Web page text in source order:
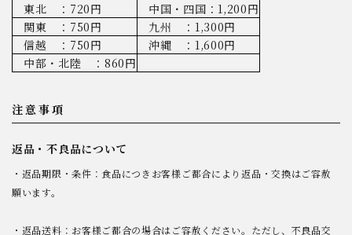
東北 ：720円
中国・四国：1,200円
関東 ：750円
九州 ：1,300円
信越 ：750円
沖縄 ：1,600円
中部・北陸 ：860円
注意事項
返品・不良品について
・返品期限・条件：食品につきお客様ご都合により返品・交換はご容赦
願います。
・返品送料：お客様ご都合の場合はご容赦ください。ただし、不良品交